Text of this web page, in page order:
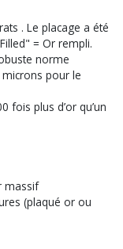
. Le placage a été
= Or rempli.
norme
pour le
fois plus d’or qu’un
massif
(plaqué or ou